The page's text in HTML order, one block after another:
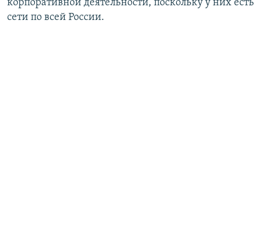
корпоративной деятельности, поскольку у них есть
сети по всей России.